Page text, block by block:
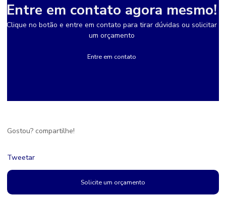
Entre em contato agora mesmo!
Clique no botão e entre em contato para tirar dúvidas ou solicitar
um orçamento
Entre em contato
Gostou? compartilhe!
Tweetar
Solicite um orçamento